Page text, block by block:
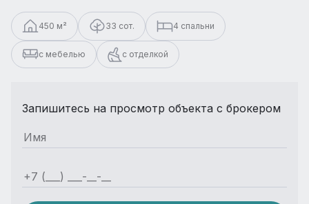
450 м² 33 сот. 4 спальни
с мебелью с отделкой
Запишитесь на просмотр объекта с брокером